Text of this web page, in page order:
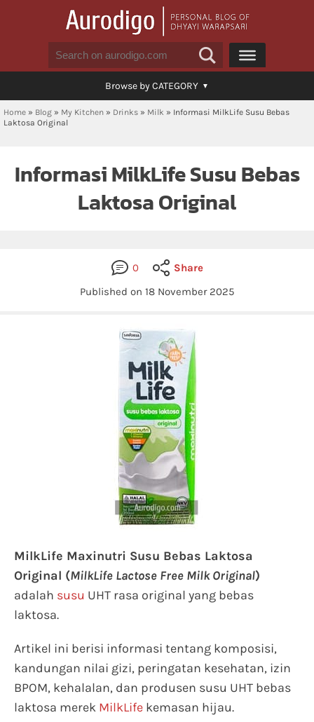
Browse by CATEGORY
Home » Blog » My Kitchen » Drinks » Milk » Informasi MilkLife Susu Bebas
Laktosa Original
Informasi MilkLife Susu Bebas
Laktosa Original
0
Share
Published on 18 November 2025
MilkLife Maxinutri Susu Bebas Laktosa
Original (MilkLife Lactose Free Milk Original)
adalah susu UHT rasa original yang bebas
laktosa.
Artikel ini berisi informasi tentang komposisi,
kandungan nilai gizi, peringatan kesehatan, izin
BPOM, kehalalan, dan produsen susu UHT bebas
laktosa merek MilkLife kemasan hijau.